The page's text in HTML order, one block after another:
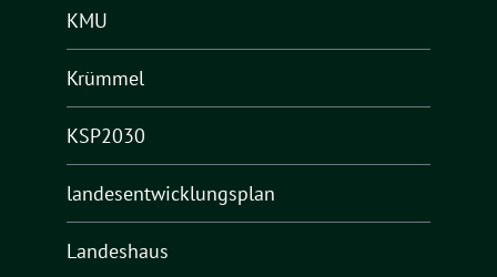
KMU
Krümmel
KSP2030
landesentwicklungsplan
Landeshaus